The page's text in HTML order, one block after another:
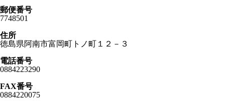
郵便番号
7748501
住所
徳島県阿南市富岡町トノ町１２－３
電話番号
0884223290
FAX番号
0884220075